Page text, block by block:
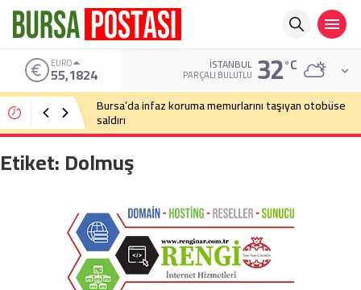
EURO
55,1824 İSTANBUL
PARÇALI BULUTLU 32°C
Bursa’da infaz koruma memurlarını taşıyan otobüse
saldırı
Etiket:Dolmuş